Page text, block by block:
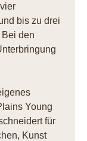
bis zu drei
den
Young
für
Kunst